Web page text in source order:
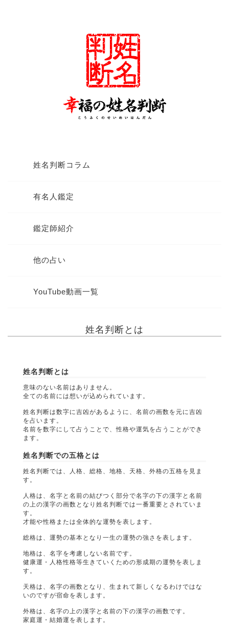
姓名判断コラム
有名人鑑定
鑑定師紹介
他の占い
YouTube動画一覧
姓名判断とは
姓名判断とは
意味のない名前はありません。
全ての名前には想いが込められています。
姓名判断は数字に吉凶があるように、名前の画数を元に吉凶
を占います。
名前を数字にして占うことで、性格や運気を占うことができ
ます。
姓名判断での五格とは
姓名判断では、人格、総格、地格、天格、外格の五格を見ま
す。
人格は、名字と名前の結びつく部分で名字の下の漢字と名前
の上の漢字の画数となり姓名判断では一番重要とされていま
す。
才能や性格または全体的な運勢を表します。
総格は、運勢の基本となり一生の運勢の強さを表します。
地格は、名字を考慮しない名前です。
健康運・人格性格等生きていくための形成期の運勢を表しま
す。
天格は、名字の画数となり、生まれて新しくなるわけではな
いのですが宿命を表します。
外格は、名字の上の漢字と名前の下の漢字の画数です。
家庭運・結婚運を表します。